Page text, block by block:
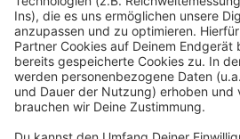
einzubetten. Dieser
Daten zu Ihren
sammeln. Bitte
Details durch und
Nutzung des Service